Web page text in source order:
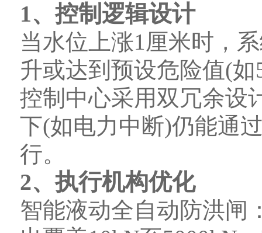
1、控制逻辑设计
当水位上涨1厘米时，
升或达到预设危险值(
控制中心采用双冗余设
下(如电力中断)仍能通
行。
2、执行机构优化
智能液动全自动防洪闸